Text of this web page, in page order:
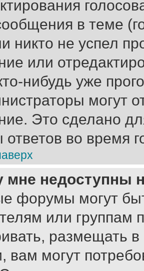
в теме
никто не успел
или
нибудь уже
могут
Это сделано
ответов во время
мне недоступны
форумы могут
или группам
размещать
вам могут